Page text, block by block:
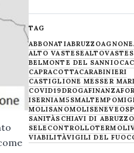
TAG
ABBONATIABRUZZOAGNONE
ALTO VASTESE
BELMONTE DEL SANNIO
CAPRACOTTACARABINIERI
CASTIGLIONE MESSER
COVID19DROGAFINANZA
ISERNIAM5SMALTEMPO
MOLISANOMOLISENEVE
SANITÀSCHIAVI DI ABRUZZO
SELECONTROLLOTERMOLI
VIABILITÀVIGILI DEL